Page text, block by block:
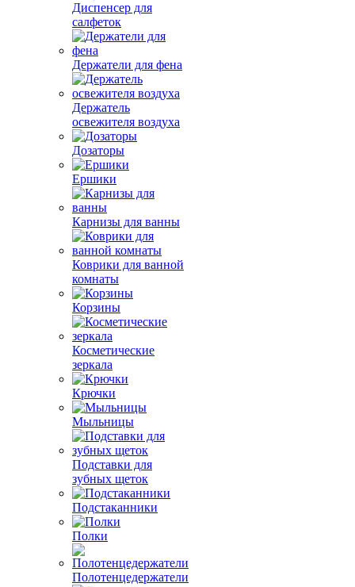
Диспенсер для
салфеток
Держатели для фена
Держатель
освежителя воздуха
Дозаторы
Ершики
Карнизы для ванны
Коврики для ванной
комнаты
Корзины
Косметические
зеркала
Крючки
Мыльницы
Подставки для
зубных щеток
Подстаканники
Полки
Полотенцедержатели